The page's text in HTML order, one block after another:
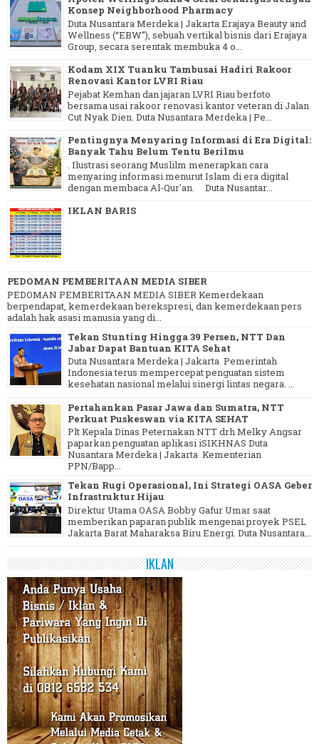
Konsep Neighborhood Pharmacy
Duta Nusantara Merdeka | Jakarta Erajaya Beauty and
Wellness (“EBW”), sebuah vertikal bisnis dari Erajaya
Group, secara serentak membuka 4 o...
Kodam XIX Tuanku Tambusai Hadiri Rakoor
Renovasi Kantor LVRI Riau
Pejabat Kemhan dan jajaran LVRI Riau berfoto
bersama usai rakoor renovasi kantor veteran di Jalan
Cut Nyak Dien. Duta Nusantara Merdeka | Pe...
Pentingnya Menyaring Informasi di Era Digital:
Banyak Tahu Belum Tentu Berilmu
. Ilustrasi seorang Muslilm menerapkan cara
menyaring informasi menurut Islam di era digital
dengan membaca Al-Qur'an. Duta Nusantar...
IKLAN BARIS
PEDOMAN PEMBERITAAN MEDIA SIBER
PEDOMAN PEMBERITAAN MEDIA SIBER Kemerdekaan
berpendapat, kemerdekaan berekspresi, dan kemerdekaan pers
adalah hak asasi manusia yang di...
Tekan Stunting Hingga 39 Persen, NTT Dan
Jabar Dapat Bantuan KITA Sehat
Duta Nusantara Merdeka | Jakarta Pemerintah
Indonesia terus mempercepat penguatan sistem
kesehatan nasional melalui sinergi lintas negara. ...
Pertahankan Pasar Jawa dan Sumatra, NTT
Perkuat Puskeswan via KITA SEHAT
Plt Kepala Dinas Peternakan NTT drh Melky Angsar
paparkan penguatan aplikasi iSIKHNAS Duta
Nusantara Merdeka | Jakarta Kementerian
PPN/Bapp...
Tekan Rugi Operasional, Ini Strategi OASA Geber
Infrastruktur Hijau
Direktur Utama OASA Bobby Gafur Umar saat
memberikan paparan publik mengenai proyek PSEL
Jakarta Barat Maharaksa Biru Energi. Duta Nusantara...
IKLAN